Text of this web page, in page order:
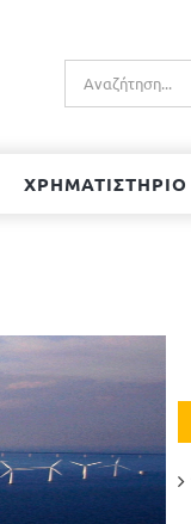
Αναζήτηση
για:
ΧΡΗΜΑΤΙΣΤΗΡΙΟ